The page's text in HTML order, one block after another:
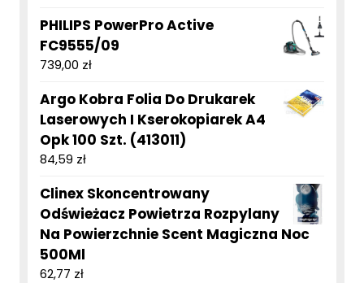
PHILIPS PowerPro Active
FC9555/09
739,00 zł
Argo Kobra Folia Do Drukarek
Laserowych I Kserokopiarek A4
Opk 100 Szt. (413011)
84,59 zł
Clinex Skoncentrowany
Odświeżacz Powietrza Rozpylany
Na Powierzchnie Scent Magiczna Noc
500Ml
62,77 zł